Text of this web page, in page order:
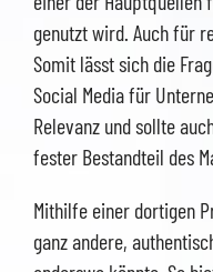
genutzt wird. Auch für
Somit lässt sich die
Social Media für
Relevanz und sollte
fester Bestandteil des
Mithilfe einer dortigen
ganz andere,